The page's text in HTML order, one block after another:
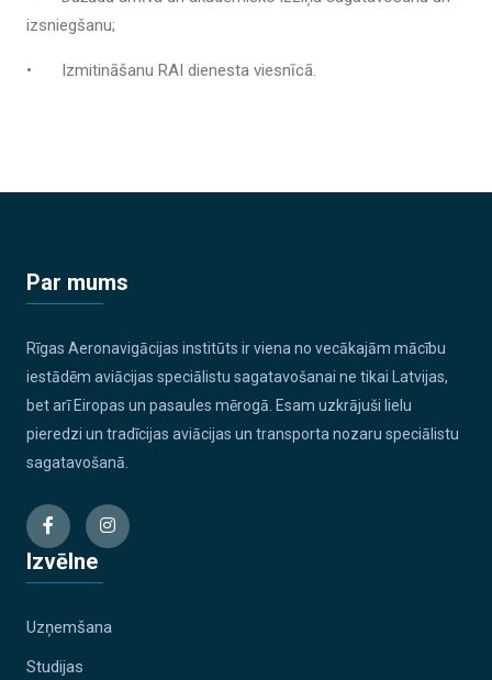
izsniegšanu;
• Izmitināšanu RAI dienesta viesnīcā.
Par mums
Rīgas Aeronavigācijas institūts ir viena no vecākajām mācību
iestādēm aviācijas speciālistu sagatavošanai ne tikai Latvijas,
bet arī Eiropas un pasaules mērogā. Esam uzkrājuši lielu
pieredzi un tradīcijas aviācijas un transporta nozaru speciālistu
sagatavošanā.
Izvēlne
Uzņemšana
Studijas